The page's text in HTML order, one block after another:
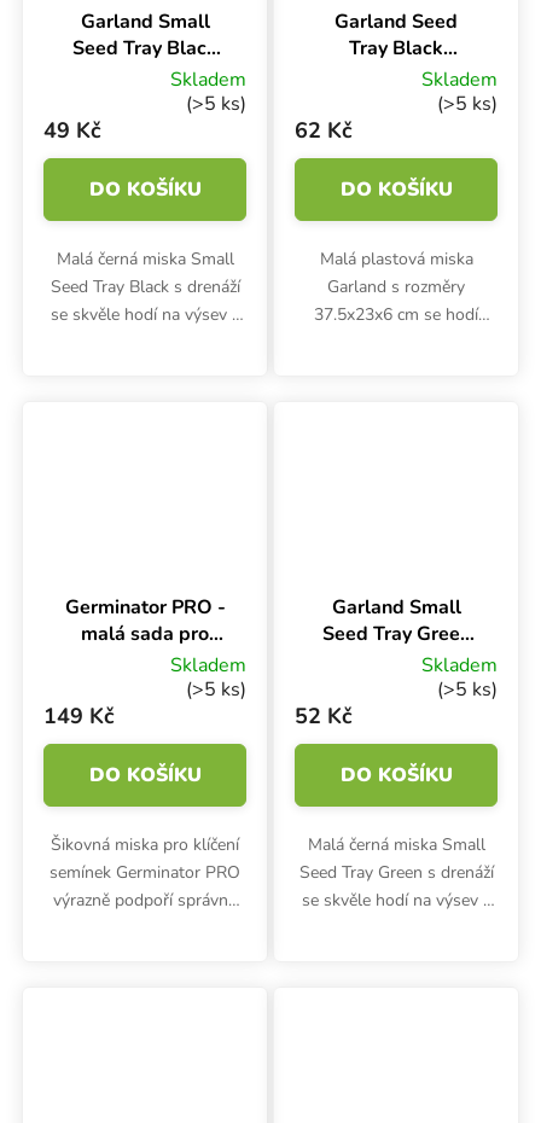
Garland Small
Seed Tray Black
23x17x6 cm,
miska černá s
Skladem
(>5 ks)
49 Kč
DO KOŠÍKU
Malá černá miska Small
Seed Tray Black s drenáží
se skvěle hodí na výsev a
Garland Seed
Tray Black
37.5x23x6 cm,
miska černá s
Skladem
(>5 ks)
62 Kč
DO KOŠÍKU
Malá plastová miska
Garland s rozměry
37.5x23x6 cm se hodí
Germinator PRO -
malá sada pro
klíčení semen
1.5x5.5 cm
Skladem
(>5 ks)
149 Kč
DO KOŠÍKU
Šikovná miska pro klíčení
semínek Germinator PRO
výrazně podpoří správné
Garland Small
Seed Tray Green
23x17x6 cm,
miska zelená s
Skladem
(>5 ks)
52 Kč
DO KOŠÍKU
Malá černá miska Small
Seed Tray Green s drenáží
se skvěle hodí na výsev a